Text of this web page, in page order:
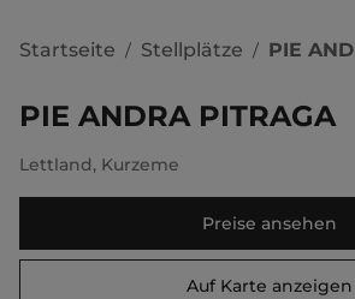
Startseite / Stellplätze / PIE
PIE ANDRA PITRAGA
Lettland, Kurzeme
Preise ansehen
Auf Karte anzeigen